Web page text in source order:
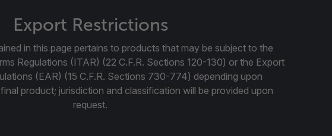
Export Restrictions
in this page pertains to products that may be subject to the
Regulations (ITAR) (22 C.F.R. Sections 120-130) or the Export
(EAR) (15 C.F.R. Sections 730-774) depending upon
product; jurisdiction and classification will be provided upon
request.